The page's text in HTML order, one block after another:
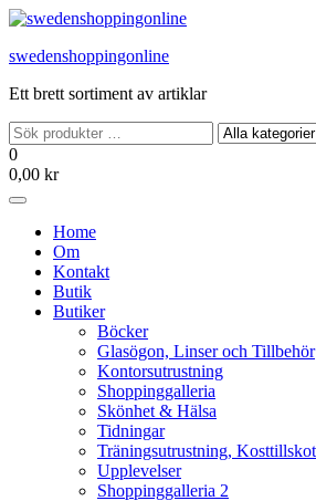
Hoppa
innehållet
swedenshoppingonline
Ett brett sortiment av artiklar
0
0,00 kr
Home
Om
Kontakt
Butik
Butiker
Böcker
Glasögon, Linser och Tillbehör
Kontorsutrustning
Shoppinggalleria
Skönhet & Hälsa
Tidningar
Träningsutrustning,
Upplevelser
Shoppinggalleria 2